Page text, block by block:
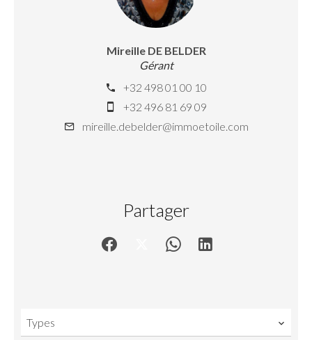
Mireille DE BELDER
Gérant
+32 498 01 00 10
+32 496 81 69 09
mireille.debelder@immoetoile.com
Partager
Types